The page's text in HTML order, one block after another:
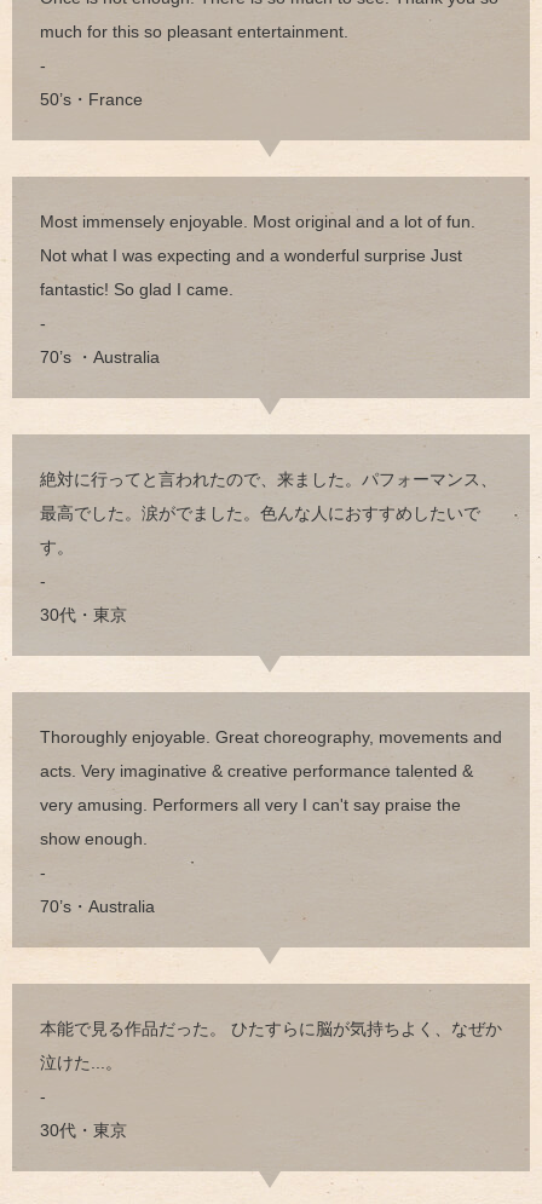
much for this so pleasant entertainment.
-
50’s・France
Most immensely enjoyable. Most original and a lot of fun.
Not what I was expecting and a wonderful surprise Just
fantastic! So glad I came.
-
70’s ・Australia
絶対に行ってと言われたので、来ました。パフォーマンス、
最高でした。涙がでました。色んな人におすすめしたいで
す。
-
30代・東京
Thoroughly enjoyable. Great choreography, movements and
acts. Very imaginative & creative performance talented &
very amusing. Performers all very I can't say praise the
show enough.
-
70’s・Australia
本能で見る作品だった。 ひたすらに脳が気持ちよく、なぜか
泣けた...。
-
30代・東京